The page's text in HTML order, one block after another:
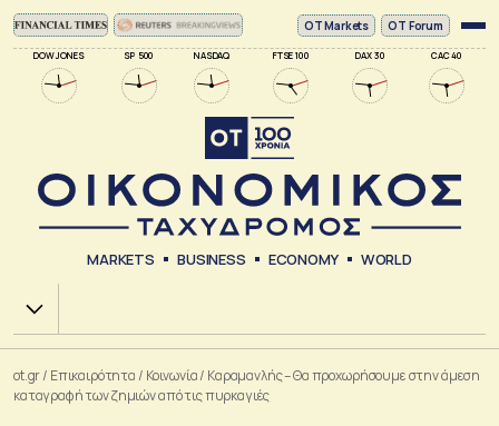
DOW JONES SP 500 NASDAQ FTSE 100 DAX 30 CAC 40
ΟΤ Markets OT Forum
MARKETS BUSINESS ECONOMY WORLD
Χ.Α.
ot.gr/ Επικαιρότητα / Κοινωνία/ Καραμανλής – Θα προχωρήσουμε στην άμεση
καταγραφή των ζημιών από τις πυρκαγιές